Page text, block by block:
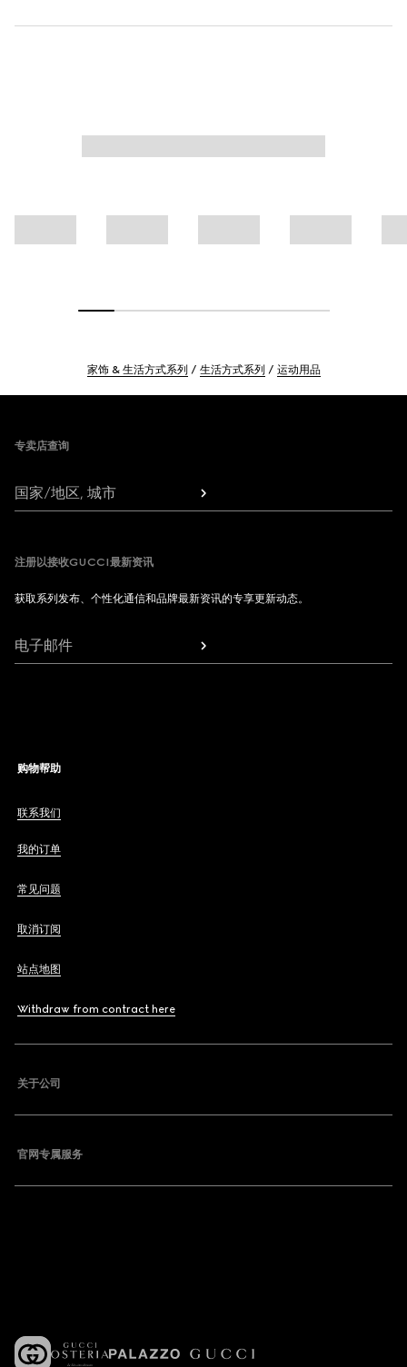
家饰 & 生活方式系列 生活方式系列 运动用品
专卖店查询
国家/地区, 城市
注册以接收GUCCI最新资讯
获取系列发布、个性化通信和品牌最新资讯的专享更新动态。
电子邮件
购物帮助
联系我们
我的订单
常见问题
取消订阅
站点地图
Withdraw from contract here
关于公司
官网专属服务